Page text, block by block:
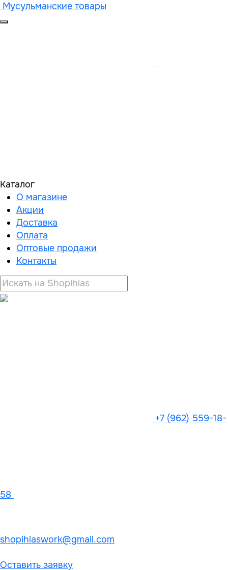
Мусульманские товары
Каталог
О магазине
Акции
Доставка
Оплата
Оптовые продажи
Контакты
+7 (962) 559-18-
58
shopihlaswork@gmail.com
Оставить заявку